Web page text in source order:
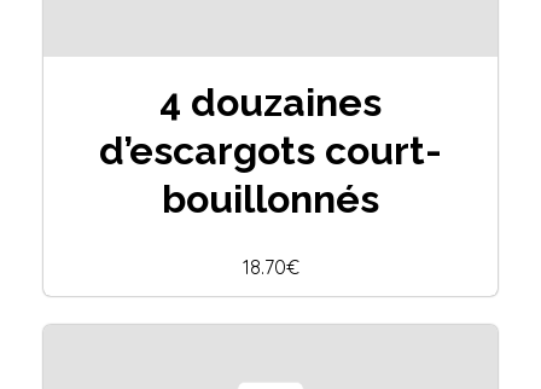
4 douzaines
d’escargots court-
bouillonnés
18.70€